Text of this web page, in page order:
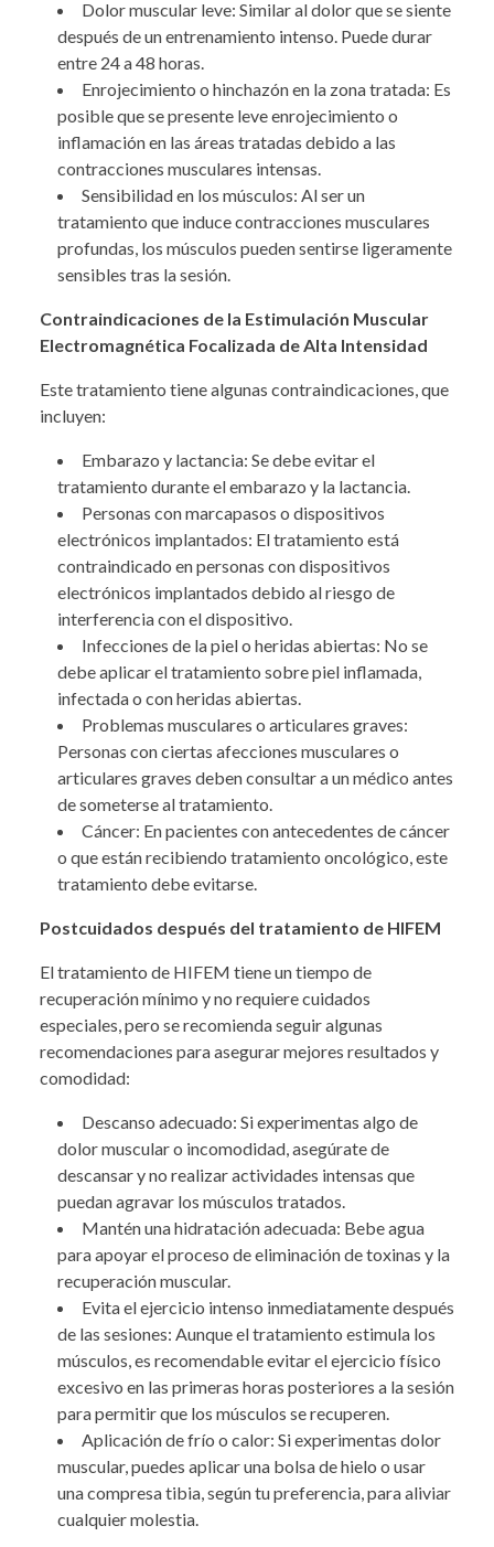
Dolor muscular leve: Similar al dolor que se siente
después de un entrenamiento intenso. Puede durar
entre 24 a 48 horas.
Enrojecimiento o hinchazón en la zona tratada: Es
posible que se presente leve enrojecimiento o
inflamación en las áreas tratadas debido a las
contracciones musculares intensas.
Sensibilidad en los músculos: Al ser un
tratamiento que induce contracciones musculares
profundas, los músculos pueden sentirse ligeramente
sensibles tras la sesión.
Contraindicaciones de la Estimulación Muscular
Electromagnética Focalizada de Alta Intensidad
Este tratamiento tiene algunas contraindicaciones, que
incluyen:
Embarazo y lactancia: Se debe evitar el
tratamiento durante el embarazo y la lactancia.
Personas con marcapasos o dispositivos
electrónicos implantados: El tratamiento está
contraindicado en personas con dispositivos
electrónicos implantados debido al riesgo de
interferencia con el dispositivo.
Infecciones de la piel o heridas abiertas: No se
debe aplicar el tratamiento sobre piel inflamada,
infectada o con heridas abiertas.
Problemas musculares o articulares graves:
Personas con ciertas afecciones musculares o
articulares graves deben consultar a un médico antes
de someterse al tratamiento.
Cáncer: En pacientes con antecedentes de cáncer
o que están recibiendo tratamiento oncológico, este
tratamiento debe evitarse.
Postcuidados después del tratamiento de HIFEM
El tratamiento de HIFEM tiene un tiempo de
recuperación mínimo y no requiere cuidados
especiales, pero se recomienda seguir algunas
recomendaciones para asegurar mejores resultados y
comodidad:
Descanso adecuado: Si experimentas algo de
dolor muscular o incomodidad, asegúrate de
descansar y no realizar actividades intensas que
puedan agravar los músculos tratados.
Mantén una hidratación adecuada: Bebe agua
para apoyar el proceso de eliminación de toxinas y la
recuperación muscular.
Evita el ejercicio intenso inmediatamente después
de las sesiones: Aunque el tratamiento estimula los
músculos, es recomendable evitar el ejercicio físico
excesivo en las primeras horas posteriores a la sesión
para permitir que los músculos se recuperen.
Aplicación de frío o calor: Si experimentas dolor
muscular, puedes aplicar una bolsa de hielo o usar
una compresa tibia, según tu preferencia, para aliviar
cualquier molestia.